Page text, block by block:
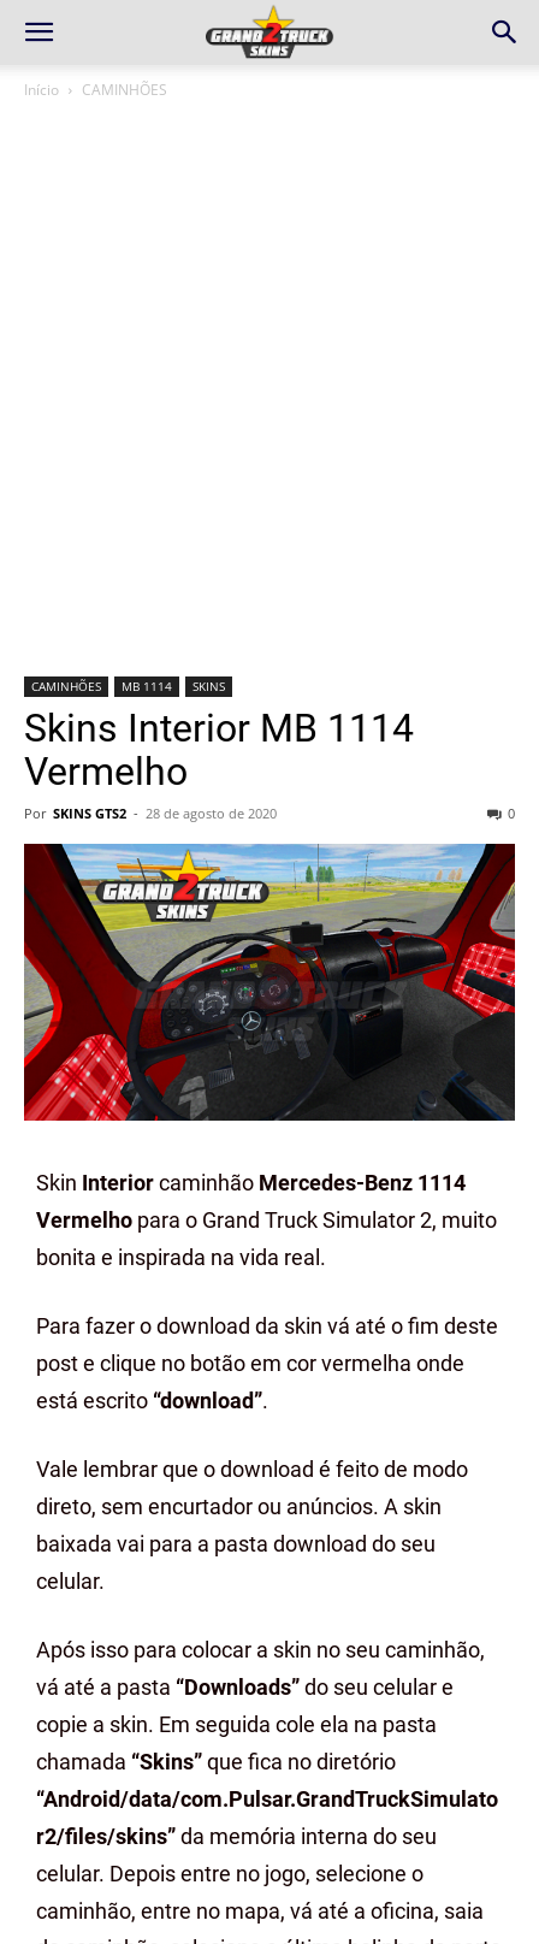
Início CAMINHÕES
CAMINHÕES MB 1114 SKINS
Skins Interior MB 1114
Vermelho
Por SKINS GTS2 - 28 de agosto de 2020 0
Skin Interiorcaminhão Mercedes-Benz 1114
Vermelho para o Grand Truck Simulator 2, muito
bonita e inspirada na vida real.
Para fazer o download da skin vá até o fim deste
post e clique no botão em cor vermelha onde
está escrito “download”.
Vale lembrar que o download é feito de modo
direto, sem encurtador ou anúncios. A skin
baixada vai para a pasta download do seu
celular.
Após isso para colocar a skin no seu caminhão,
vá até a pasta “Downloads”do seu celular e
copie a skin. Em seguida cole ela na pasta
chamada “Skins”que fica no diretório
“Android/data/com.Pulsar.GrandTruckSimulato
r2/files/skins”da memória interna do seu
celular. Depois entre no jogo, selecione o
caminhão, entre no mapa, vá até a oficina, saia